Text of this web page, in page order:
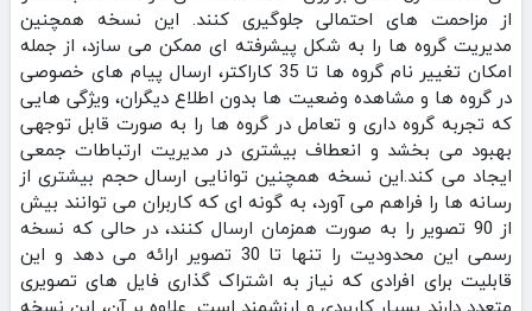
از مزاحمت‌ های احتمالی جلوگیری کنند. این نسخه همچنین
مدیریت گروه‌ ها را به شکل پیشرفته‌ ای ممکن می‌ سازد، از جمله
امکان تغییر نام گروه‌ ها تا 35 کاراکتر، ارسال پیام‌ های خصوصی
در گروه‌ ها و مشاهده وضعیت‌ ها بدون اطلاع دیگران، ویژگی‌ هایی
که تجربه گروه‌ داری و تعامل در گروه‌ ها را به صورت قابل توجهی
بهبود می‌ بخشد و انعطاف بیشتری در مدیریت ارتباطات جمعی
ایجاد می‌ کند.این نسخه همچنین توانایی ارسال حجم بیشتری از
رسانه‌ ها را فراهم می‌ آورد، به گونه‌ ای که کاربران می‌ توانند بیش
از 90 تصویر را به صورت همزمان ارسال کنند، در حالی که نسخه
رسمی این محدودیت را تنها تا 30 تصویر ارائه می‌ دهد و این
قابلیت برای افرادی که نیاز به اشتراک‌ گذاری فایل‌ های تصویری